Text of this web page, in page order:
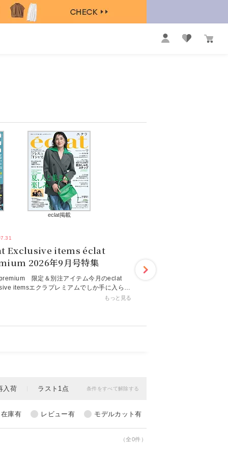
eclat掲載
Exclusive items éclat
premium 2026年9月号特集
限定＆別注アイテム今月のeclat
itemsエクラプレミアムでしか手に入らな
気ブランドとコラボしたスペシャルな別注ア
こだわった上質デイリー服、オー
もっと見る
（全0件）